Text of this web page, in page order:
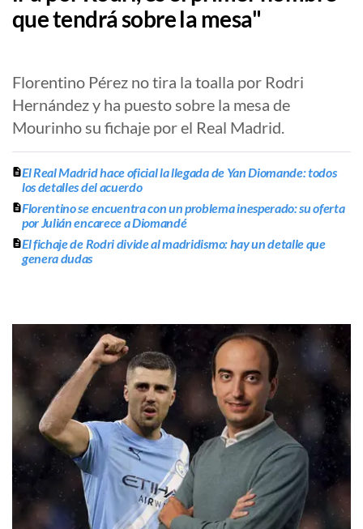
que tendrá sobre la mesa"
Florentino Pérez no tira la toalla por Rodri
Hernández y ha puesto sobre la mesa de
Mourinho su fichaje por el Real Madrid.
El Real Madrid hace oficial la llegada de Yan Diomande: todos
los detalles del acuerdo
Florentino se encuentra con un problema inesperado: su oferta
por Julián encarece a Diomandé
El fichaje de Rodri divide al madridismo: hay un detalle que
genera dudas